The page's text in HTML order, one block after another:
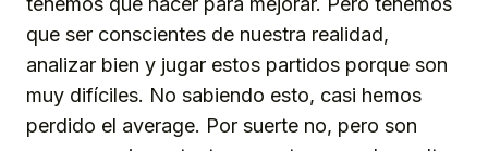
que ser conscientes de nuestra realidad,
analizar bien y jugar estos partidos porque son
muy difíciles. No sabiendo esto, casi hemos
perdido el average. Por suerte no, pero son